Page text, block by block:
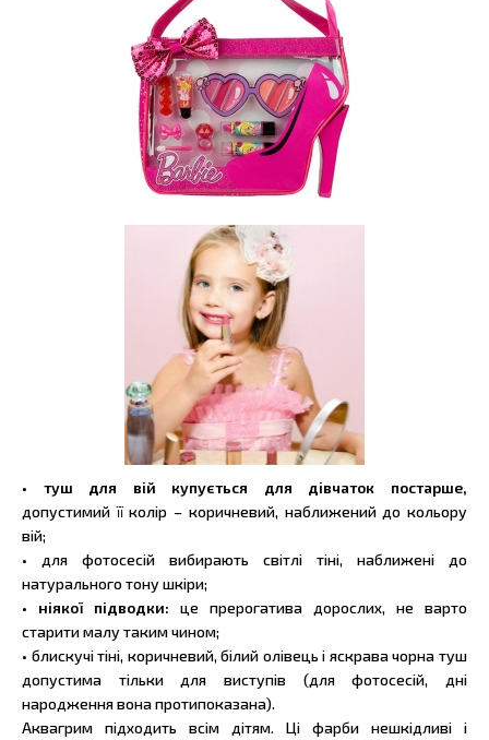
• туш для вій купується для дівчаток постарше,
допустимий її колір – коричневий, наближений до кольору
вій;
• для фотосесій вибирають світлі тіні, наближені до
натурального тону шкіри;
• ніякої підводки: це прерогатива дорослих, не варто
старити малу таким чином;
• блискучі тіні, коричневий, білий олівець і яскрава чорна туш
допустима тільки для виступів (для фотосесій, дні
народження вона протипоказана).
Аквагрим підходить всім дітям. Ці фарби нешкідливі і